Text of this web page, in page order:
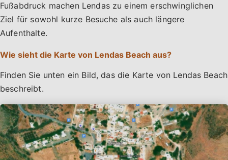
Fußabdruck machen Lendas zu einem erschwinglichen
Ziel für sowohl kurze Besuche als auch längere
Aufenthalte.
Wie sieht die Karte von Lendas Beach aus?
Finden Sie unten ein Bild, das die Karte von Lendas Beach
beschreibt.